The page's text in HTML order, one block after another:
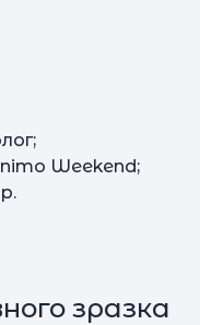
Weekend;
зразка